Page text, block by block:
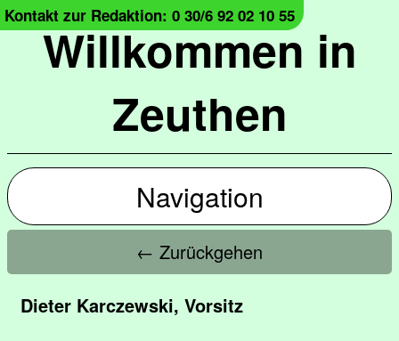
Willkommen in
Zeuthen
Kontakt zur Redaktion: 0 30/6 92 02 10 55
Navigation
← Zurückgehen
Dieter Karczewski, Vorsitz